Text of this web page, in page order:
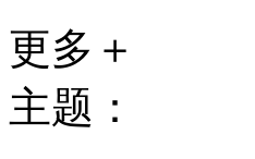
更多＋
主题：